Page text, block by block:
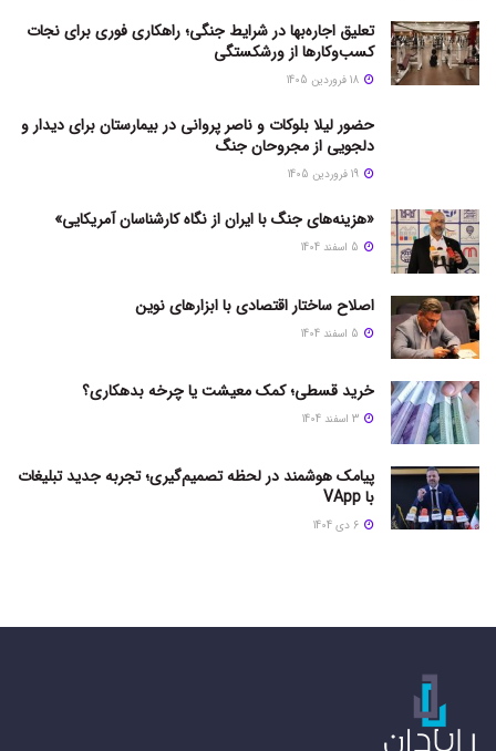
تعلیق اجاره‌بها در شرایط جنگی؛ راهکاری فوری برای نجات
کسب‌وکارها از ورشکستگی
حضور لیلا بلوکات و ناصر پروانی در بیمارستان برای دیدار و
دلجویی از مجروحان جنگ
«هزینه‌های جنگ با ایران از نگاه کارشناسان آمریکایی»
اصلاح ساختار اقتصادی با ابزارهای نوین
خرید قسطی؛ کمک معیشت یا چرخه بدهکاری؟
پیامک هوشمند در لحظه تصمیم‌گیری؛ تجربه جدید تبلیغات
با VApp